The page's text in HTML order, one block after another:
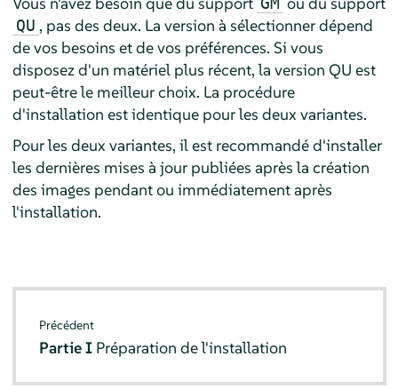
QU , pas des deux. La version à sélectionner dépend
de vos besoins et de vos préférences. Si vous
disposez d'un matériel plus récent, la version QU est
peut-être le meilleur choix. La procédure
d'installation est identique pour les deux variantes.
Pour les deux variantes, il est recommandé d'installer
les dernières mises à jour publiées après la création
des images pendant ou immédiatement après
l'installation.
Précédent
Partie I Préparation de l'installation